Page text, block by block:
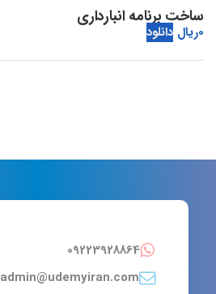
ساخت برنامه انبارداری
0ریال دانلود
09223928864
admin@udemyiran.com